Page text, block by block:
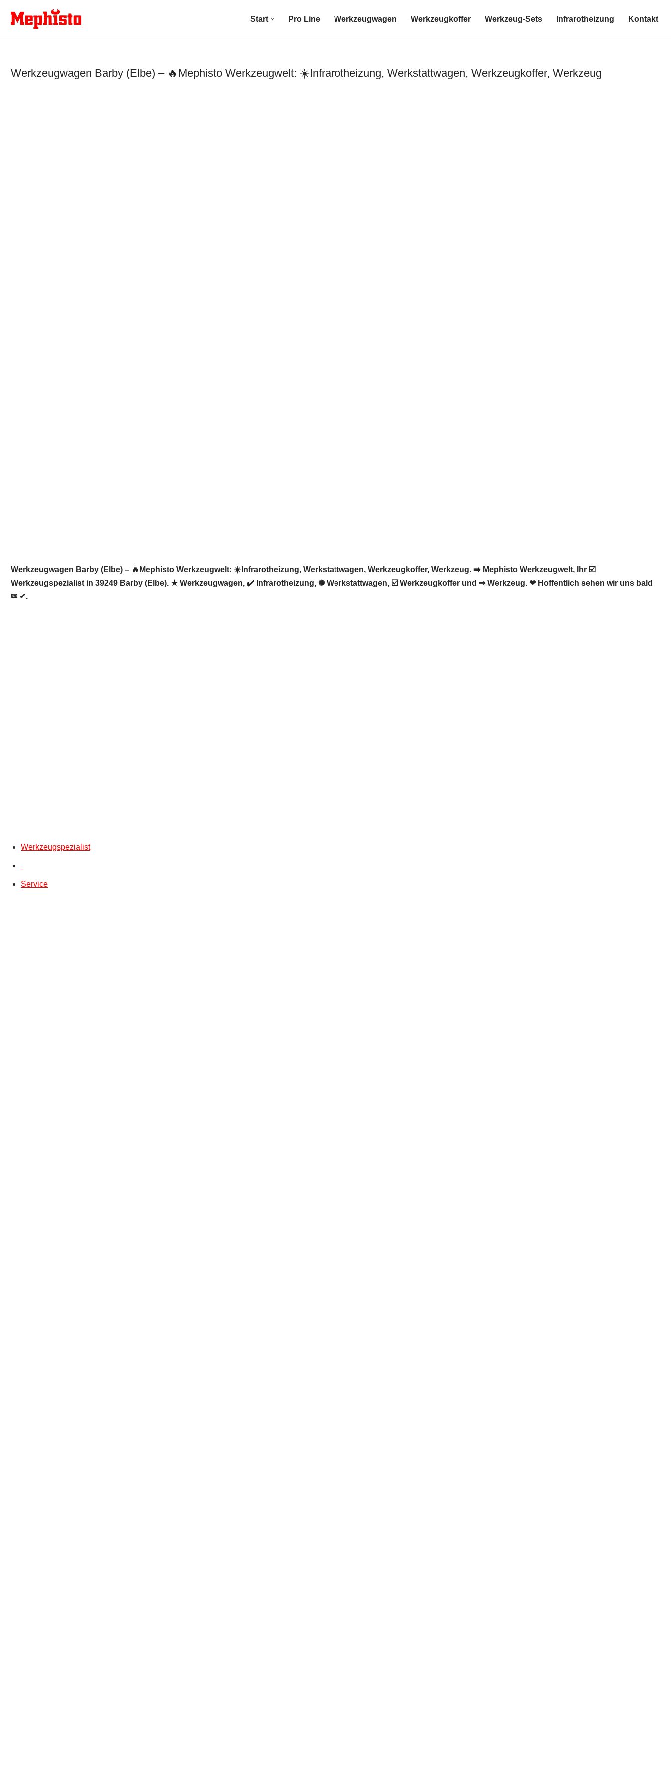
Zum
Start Pro Line Werkzeugwagen Werkzeugkoffer Werkzeug-Sets Infrarotheizung Kontakt
Werkzeugwagen Barby (Elbe) – 🔥Mephisto Werkzeugwelt: ☀️Infrarotheizung, Werkstattwagen, Werkzeugkoffer, Werkzeug
Werkzeugwagen Barby (Elbe) – 🔥Mephisto Werkzeugwelt: ☀️Infrarotheizung, Werkstattwagen, Werkzeugkoffer, Werkzeug. ➡️ Mephisto Werkzeugwelt, Ihr ☑️
Werkzeugspezialist in 39249 Barby (Elbe). ★ Werkzeugwagen, ✔️ Infrarotheizung, ✺ Werkstattwagen, ☑️ Werkzeugkoffer und ⇒ Werkzeug. ❤ Hoffentlich sehen wir uns bald
✉ ✔.
Werkzeugspezialist
Service